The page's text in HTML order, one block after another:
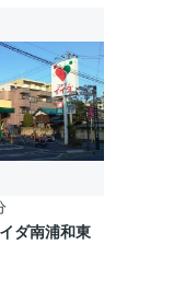
ダ南浦和東